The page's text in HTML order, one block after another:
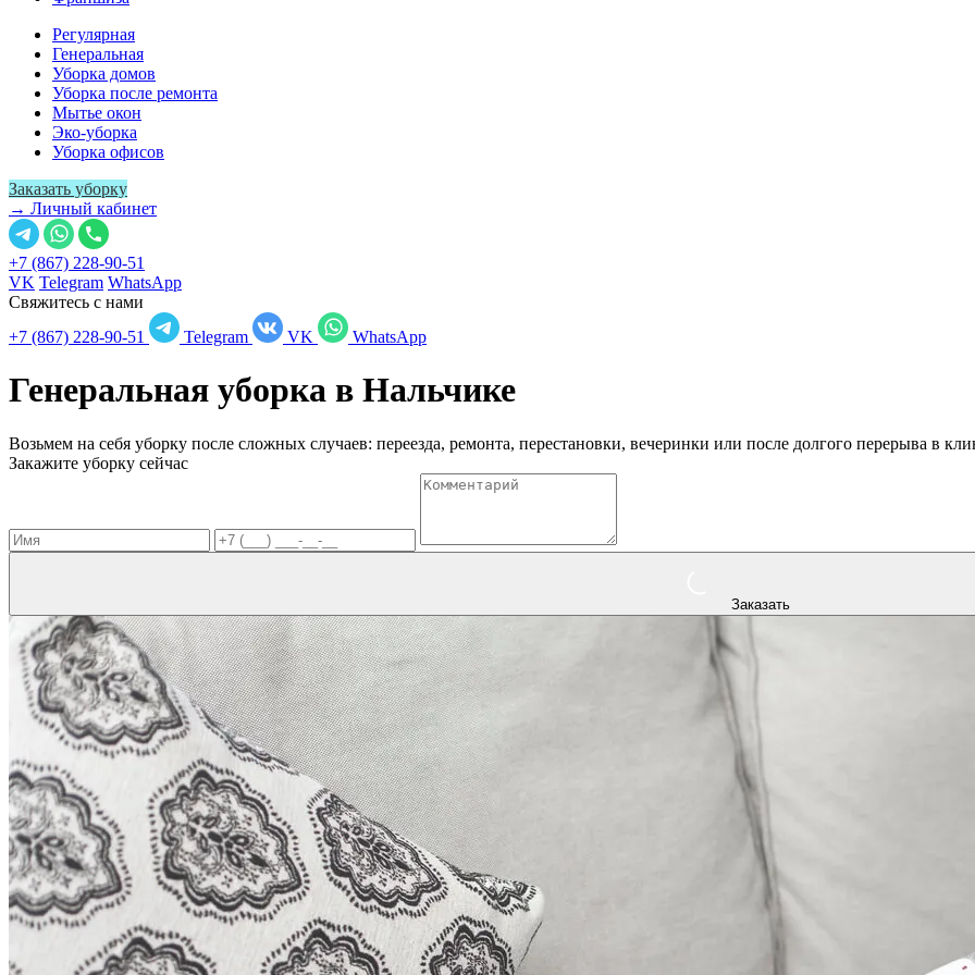
Регулярная
Генеральная
Уборка домов
Уборка после ремонта
Мытье окон
Эко-уборка
Уборка офисов
Заказать уборку
→ Личный кабинет
+7 (867) 228-90-51
VK Telegram WhatsApp
Свяжитесь с нами
+7 (867) 228-90-51
Telegram VK WhatsApp
Генеральная уборка в Нальчике
Возьмем на себя уборку после сложных случаев: переезда, ремонта, перестановки, вечеринки или после долгого перерыва в
Закажите уборку сейчас
Заказать